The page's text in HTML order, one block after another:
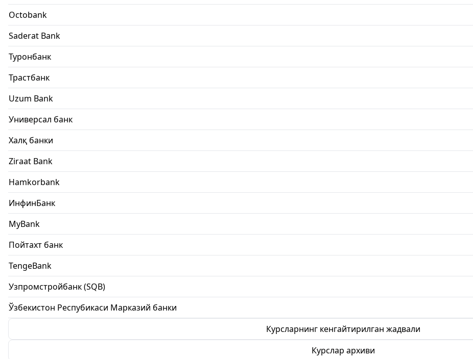
Octobank
Saderat Bank
Туронбанк
Трастбанк
Uzum Bank
Универсал банк
Халқ банки
Ziraat Bank
Hamkorbank
ИнфинБанк
MyBank
Пойтахт банк
TengeBank
Узпромстройбанк (SQB)
Ўзбекистон Респубикаси Марказий банки
Курсларнинг кенгайтирилган жадвали
Курслар архиви